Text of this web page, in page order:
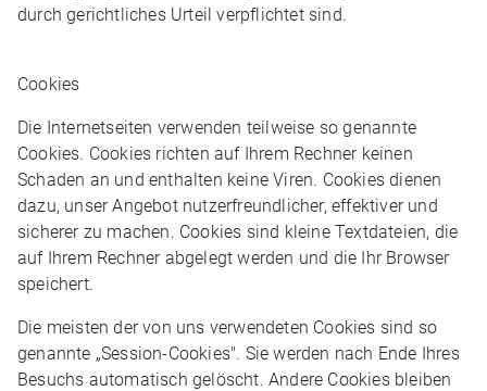
durch gerichtliches Urteil verpflichtet sind.
Cookies
Die Internetseiten verwenden teilweise so genannte
Cookies. Cookies richten auf Ihrem Rechner keinen
Schaden an und enthalten keine Viren. Cookies dienen
dazu, unser Angebot nutzerfreundlicher, effektiver und
sicherer zu machen. Cookies sind kleine Textdateien, die
auf Ihrem Rechner abgelegt werden und die Ihr Browser
speichert.
Die meisten der von uns verwendeten Cookies sind so
genannte „Session-Cookies". Sie werden nach Ende Ihres
Besuchs automatisch gelöscht. Andere Cookies bleiben